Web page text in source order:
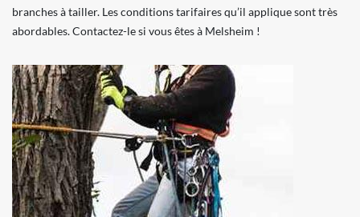
branches à tailler. Les conditions tarifaires qu’il applique sont très
abordables. Contactez-le si vous êtes à Melsheim !